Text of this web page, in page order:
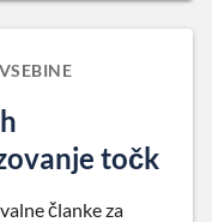
točk
članke za